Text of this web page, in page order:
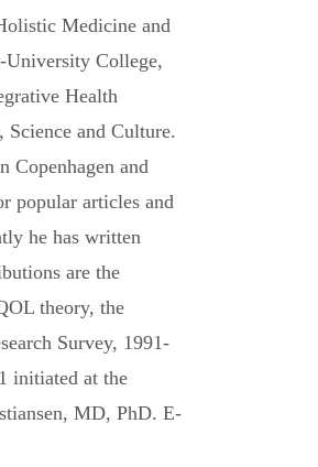
Medicine and
University College,
Health
and Culture.
Copenhagen and
popular articles and
he has written
are the
theory, the
Survey, 1991-
initiated at the
MD, PhD. E-